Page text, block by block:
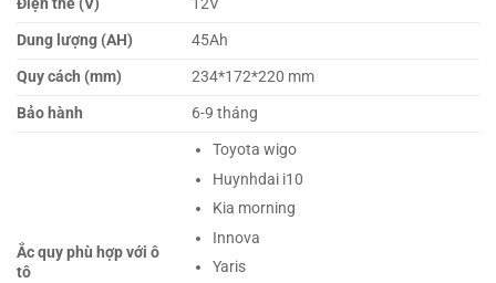
Điện thế (V)
12V
Dung lượng (AH)
45Ah
Quy cách (mm)
234*172*220 mm
Bảo hành
6-9 tháng
Ắc quy phù hợp với ô
tô
Toyota wigo
Huynhdai i10
Kia morning
Innova
Yaris